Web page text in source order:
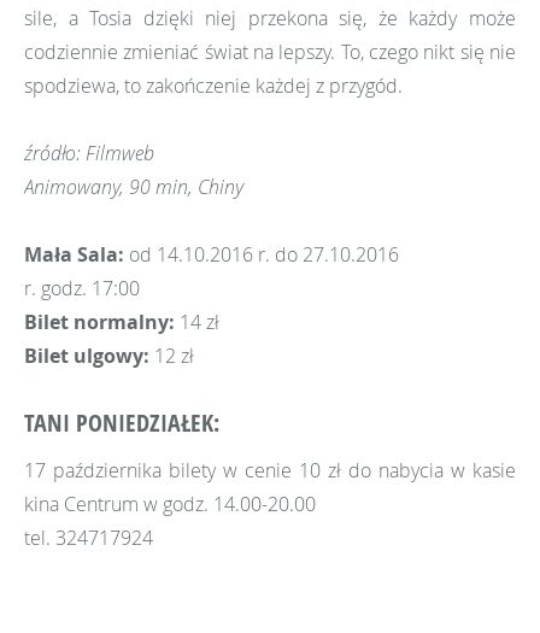
sile, a Tosia dzięki niej przekona się, że każdy może
codziennie zmieniać świat na lepszy. To, czego nikt się nie
spodziewa, to zakończenie każdej z przygód.
źródło: Filmweb
Animowany, 90 min, Chiny
Mała Sala: od 14.10.2016 r. do 27.10.2016
r. godz. 17:00
Bilet normalny: 14 zł
Bilet ulgowy: 12 zł
TANI PONIEDZIAŁEK:
17 października bilety w cenie 10 zł do nabycia w kasie
kina Centrum w godz. 14.00-20.00
tel. 324717924